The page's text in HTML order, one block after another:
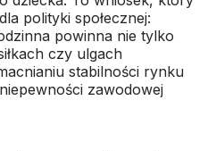
polityki społecznej:
powinna nie tylko
czy ulgach
stabilności rynku
zawodowej